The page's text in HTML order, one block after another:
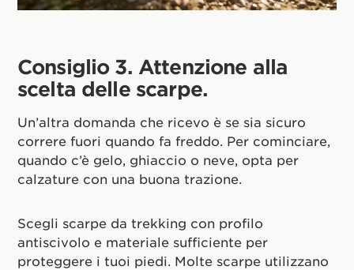
Consiglio 3. Attenzione alla
scelta delle scarpe.
Un’altra domanda che ricevo è se sia sicuro
correre fuori quando fa freddo. Per cominciare,
quando c’è gelo, ghiaccio o neve, opta per
calzature con una buona trazione.
Scegli scarpe da trekking con profilo
antiscivolo e materiale sufficiente per
proteggere i tuoi piedi. Molte scarpe utilizzano